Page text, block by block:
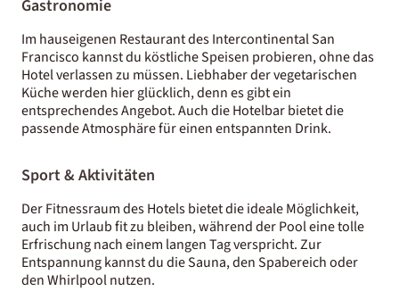
Gastronomie
Im hauseigenen Restaurant des Intercontinental San
Francisco kannst du köstliche Speisen probieren, ohne das
Hotel verlassen zu müssen. Liebhaber der vegetarischen
Küche werden hier glücklich, denn es gibt ein
entsprechendes Angebot. Auch die Hotelbar bietet die
passende Atmosphäre für einen entspannten Drink.
Sport & Aktivitäten
Der Fitnessraum des Hotels bietet die ideale Möglichkeit,
auch im Urlaub fit zu bleiben, während der Pool eine tolle
Erfrischung nach einem langen Tag verspricht. Zur
Entspannung kannst du die Sauna, den Spabereich oder
den Whirlpool nutzen.